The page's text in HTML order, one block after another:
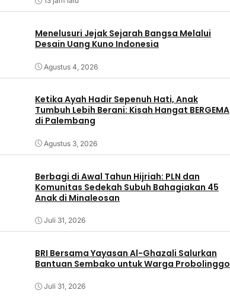
Menelusuri Jejak Sejarah Bangsa Melalui
Desain Uang Kuno Indonesia
Agustus 4, 2026
Ketika Ayah Hadir Sepenuh Hati, Anak
Tumbuh Lebih Berani: Kisah Hangat BERGEMA
di Palembang
Agustus 3, 2026
Berbagi di Awal Tahun Hijriah: PLN dan
Komunitas Sedekah Subuh Bahagiakan 45
Anak di Minaleosan
Juli 31, 2026
BRI Bersama Yayasan Al-Ghazali Salurkan
Bantuan Sembako untuk Warga Probolinggo
Juli 31, 2026